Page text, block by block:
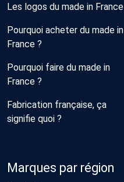
Les logos du made in France
Pourquoi acheter du made in
France ?
Pourquoi faire du made in
France ?
Fabrication française, ça
signifie quoi ?
Marques par région